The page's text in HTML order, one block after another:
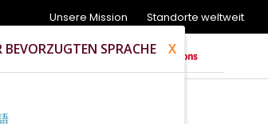
Unsere Mission Standorte weltweit
BEVORZUGTEN SPRACHE X